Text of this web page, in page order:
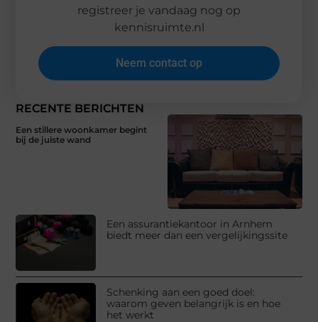
RECENTE BERICHTEN
Een stillere woonkamer begint
bij de juiste wand
Een assurantiekantoor in Arnhem
biedt meer dan een vergelijkingssite
Schenking aan een goed doel:
waarom geven belangrijk is en hoe
het werkt
registreer je vandaag nog op
kennisruimte.nl
Neem contact op